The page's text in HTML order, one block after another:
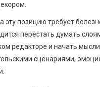
эту позицию требует
перестать думать
редакторе и начать
сценариями,